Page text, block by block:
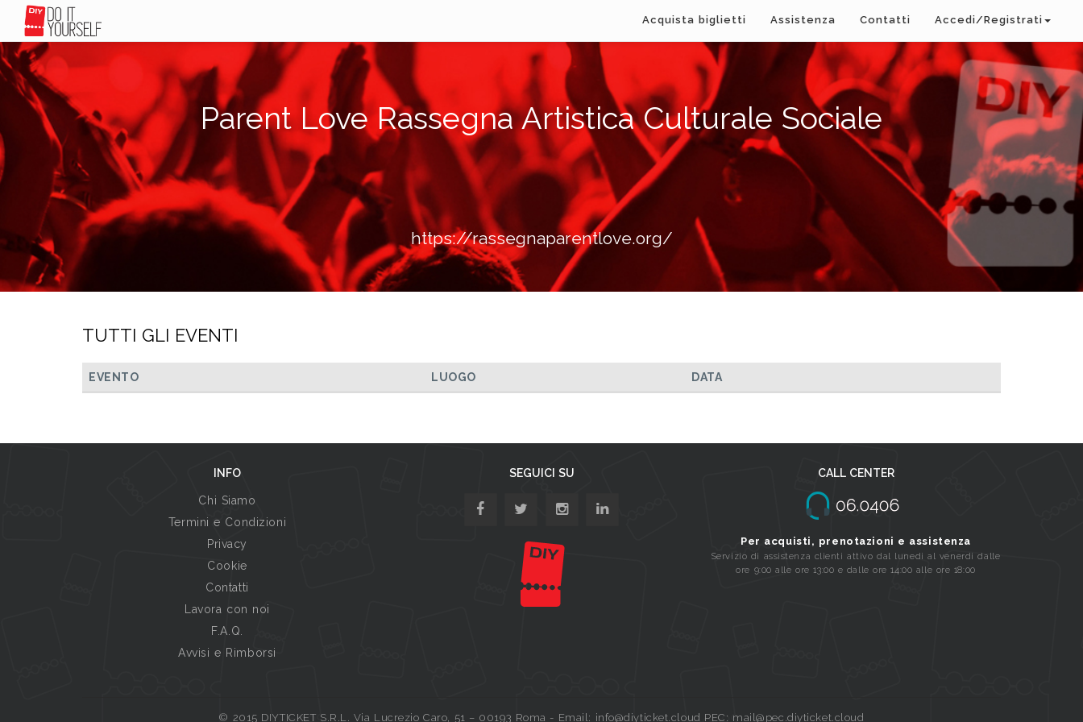
Acquista biglietti Assistenza Contatti Accedi/Registrati
Parent Love Rassegna Artistica Culturale Sociale
https://rassegnaparentlove.org/
TUTTI GLI EVENTI
EVENTO LUOGO DATA
INFO
Chi Siamo
Termini e Condizioni
Privacy
Cookie
Contatti
Lavora con noi
F.A.Q.
Avvisi e Rimborsi
SEGUICI SU CALL CENTER
Per acquisti, prenotazioni e assistenza
Servizio di assistenza clienti attivo dal lunedi al venerdi dalle
ore 9:00 alle ore 13:00 e dalle ore 14:00 alle ore 18:00
© 2015 DIYTICKET S.R.L. Via Lucrezio Caro, 51 – 00193 Roma - Email: info@diyticket.cloud PEC: mail@pec.diyticket.cloud